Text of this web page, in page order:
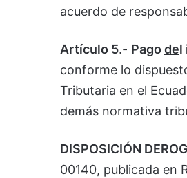
acuerdo de
Artículo 5.- Pago del
conforme lo
Tributaria en el
demás normativa
DISPOSICIÓN
00140, publicada en